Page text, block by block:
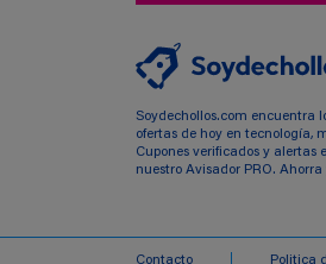
Soydechollos.com encuentra
ofertas de hoy en tecnología,
Cupones verificados y alertas
nuestro Avisador PRO. Ahorra
Contacto Politica